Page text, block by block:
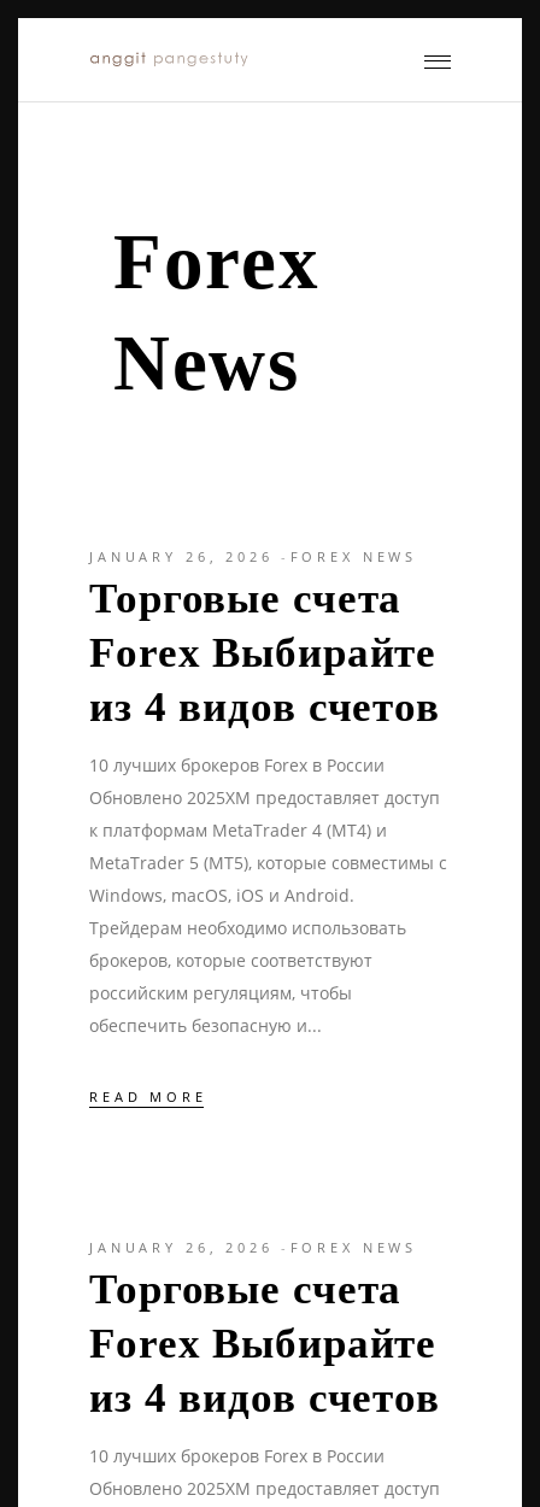
Forex
News
JANUARY 26, 2026 FOREX NEWS
Торговые счета
Forex Выбирайте
из 4 видов счетов
10 лучших брокеров Forex в России ️
Обновлено 2025XM предоставляет доступ
к платформам MetaTrader 4 (MT4) и
MetaTrader 5 (MT5), которые совместимы с
Windows, macOS, iOS и Android.
Трейдерам необходимо использовать
брокеров, которые соответствуют
российским регуляциям, чтобы
обеспечить безопасную и
READ MORE
JANUARY 26, 2026 FOREX NEWS
Торговые счета
Forex Выбирайте
из 4 видов счетов
10 лучших брокеров Forex в России ️
Обновлено 2025XM предоставляет доступ